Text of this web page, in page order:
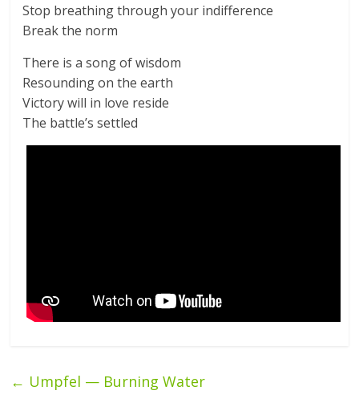
Stop breathing through your indifference
Break the norm
There is a song of wisdom
Resounding on the earth
Victory will in love reside
The battle’s settled
← Umpfel — Burning Water